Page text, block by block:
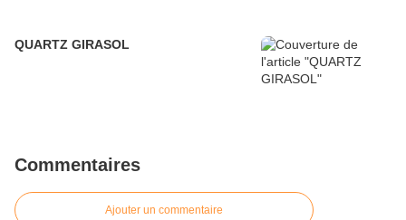
QUARTZ GIRASOL
Commentaires
Ajouter un commentaire